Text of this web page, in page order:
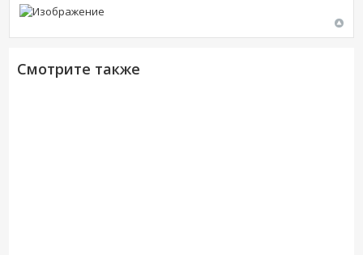
Смотрите также